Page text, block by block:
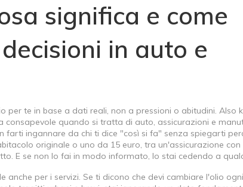
significa e come
in auto e
per te in base a dati reali, non a pressioni o abitudini. Also
consapevole quando si tratta di auto, assicurazioni e
farti ingannare da chi ti dice "così si fa" senza spiegarti
originale o uno da 15 euro, tra un'assicurazione con
E se non lo fai in modo informato, lo stai cedendo a
anche per i servizi. Se ti dicono che devi cambiare l'olio